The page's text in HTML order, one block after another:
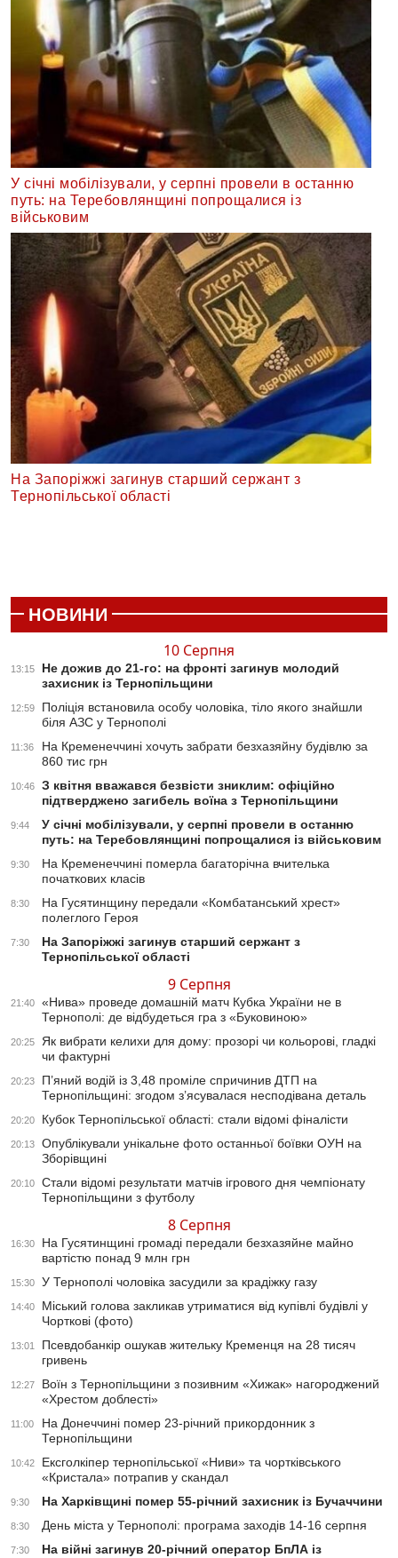
У січні мобілізували, у серпні провели в останню
путь: на Теребовлянщині попрощалися із
військовим
На Запоріжжі загинув старший сержант з
Тернопільської області
НОВИНИ
10 Серпня
13:15
Не дожив до 21-го: на фронті загинув молодий
захисник із Тернопільщини
12:59
Поліція встановила особу чоловіка, тіло якого знайшли
біля АЗС у Тернополі
11:36
На Кременеччині хочуть забрати безхазяйну будівлю за
860 тис грн
10:46
З квітня вважався безвісти зниклим: офіційно
підтверджено загибель воїна з Тернопільщини
9:44
У січні мобілізували, у серпні провели в останню
путь: на Теребовлянщині попрощалися із військовим
9:30
На Кременеччині померла багаторічна вчителька
початкових класів
8:30
На Гусятинщину передали «Комбатанський хрест»
полеглого Героя
7:30
На Запоріжжі загинув старший сержант з
Тернопільської області
9 Серпня
21:40
«Нива» проведе домашній матч Кубка України не в
Тернополі: де відбудеться гра з «Буковиною»
20:25
Як вибрати келихи для дому: прозорі чи кольорові, гладкі
чи фактурні
20:23
П’яний водій із 3,48 проміле спричинив ДТП на
Тернопільщині: згодом з’ясувалася несподівана деталь
20:20 Кубок Тернопільської області: стали відомі фіналісти
20:13
Опублікували унікальне фото останньої боївки ОУН на
Зборівщині
20:10
Стали відомі результати матчів ігрового дня чемпіонату
Тернопільщини з футболу
8 Серпня
16:30
На Гусятинщині громаді передали безхазяйне майно
вартістю понад 9 млн грн
15:30 У Тернополі чоловіка засудили за крадіжку газу
14:40
Міський голова закликав утриматися від купівлі будівлі у
Чорткові (фото)
13:01
Псевдобанкір ошукав жительку Кременця на 28 тисяч
гривень
12:27
Воїн з Тернопільщини з позивним «Хижак» нагороджений
«Хрестом доблесті»
11:00
На Донеччині помер 23-річний прикордонник з
Тернопільщини
10:42
Ексголкіпер тернопільської «Ниви» та чортківського
«Кристала» потрапив у скандал
9:30 На Харківщині помер 55-річний захисник із Бучаччини
8:30 День міста у Тернополі: програма заходів 14-16 серпня
7:30
На війні загинув 20-річний оператор БпЛА із